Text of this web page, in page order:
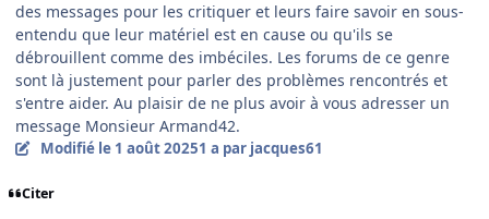
des messages pour les critiquer et leurs faire savoir en sous-
entendu que leur matériel est en cause ou qu'ils se
débrouillent comme des imbéciles. Les forums de ce genre
sont là justement pour parler des problèmes rencontrés et
s'entre aider. Au plaisir de ne plus avoir à vous adresser un
message Monsieur Armand42.
Modifié le 1 août 20251 a par jacques61
Citer